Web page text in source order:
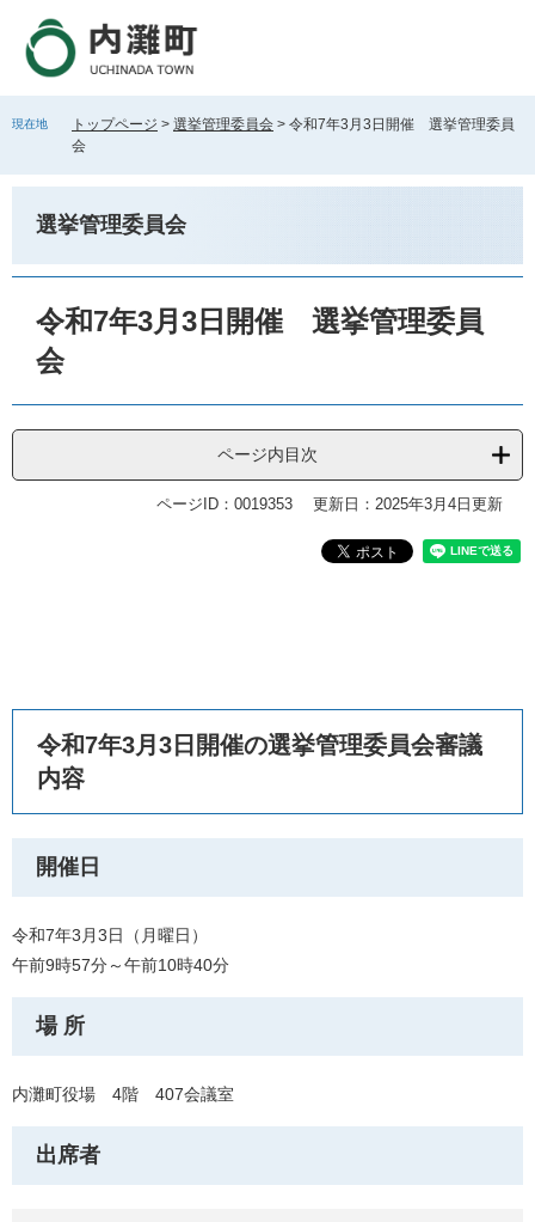
す
し
文
現在地 トップページ > 選挙管理委員会 > 令和7年3月3日開催 選挙管理委員
会
選挙管理委員会
令和7年3月3日開催 選挙管理委員
会
ページ内目次
ページID：0019353 更新日：2025年3月4日更新
令和7年3月3日開催の選挙管理委員会審議
内容
開催日
令和7年3月3日（月曜日）
午前9時57分～午前10時40分
場 所
内灘町役場 4階 407会議室
出席者